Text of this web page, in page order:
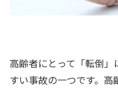
高齢者にとって「転倒
すい事故の一つです。